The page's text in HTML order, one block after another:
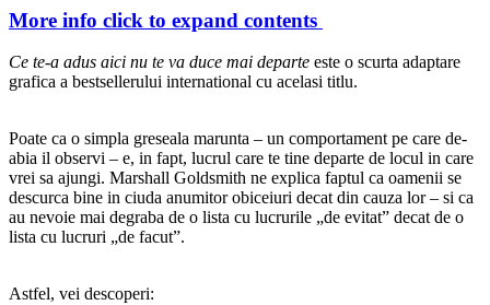
More info click to expand contents
Ce te-a adus aici nu te va duce mai departe este o scurta adaptare
grafica a bestsellerului international cu acelasi titlu.
Poate ca o simpla greseala marunta – un comportament pe care de-
abia il observi – e, in fapt, lucrul care te tine departe de locul in care
vrei sa ajungi. Marshall Goldsmith ne explica faptul ca oamenii se
descurca bine in ciuda anumitor obiceiuri decat din cauza lor – si ca
au nevoie mai degraba de o lista cu lucrurile „de evitat” decat de o
lista cu lucruri „de facut”.
Astfel, vei descoperi: